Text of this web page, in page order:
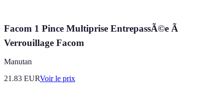
Facom 1 Pince Multiprise EntrepassÃ©e Ã
Verrouillage Facom
Manutan
21.83 EURVoir le prix